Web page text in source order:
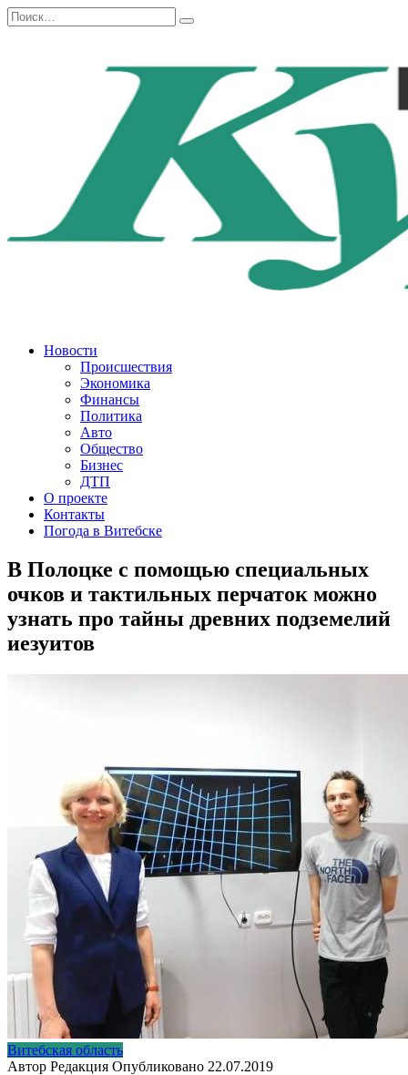
Перейти
к
Search
for:
Новости
Происшествия
Экономика
Финансы
Политика
Авто
Общество
Бизнес
ДТП
О проекте
Контакты
Погода в Витебске
В Полоцке с помощью специальных
очков и тактильных перчаток можно
узнать про тайны древних подземелий
иезуитов
Витебская область
Автор Редакция Опубликовано 22.07.2019